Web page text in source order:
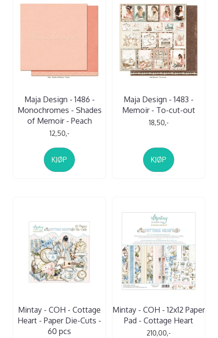
Maja Design - 1486 -
Monochromes - Shades
of Memoir - Peach
12,50,-
KJØP
Maja Design - 1483 -
Memoir - To-cut-out
18,50,-
KJØP
Mintay - COH - Cottage
Heart - Paper Die-Cuts -
60 pcs
Mintay - COH - 12x12 Paper
Pad - Cottage Heart
210,00,-